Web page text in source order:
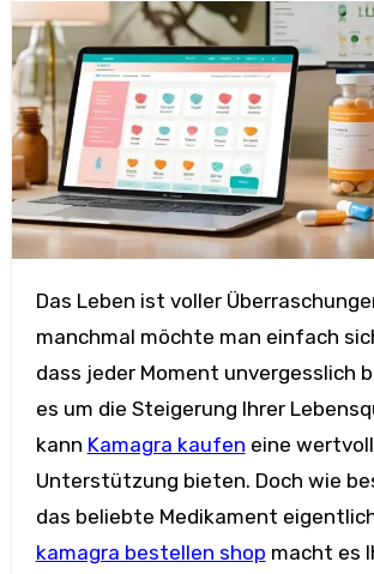
Das Leben ist voller Überraschungen, und
manchmal möchte man einfach
dass jeder Moment unvergesslich
es um die Steigerung Ihrer
kann Kamagra kaufen eine
Unterstützung bieten. Doch wie
das beliebte Medikament
kamagra bestellen shop macht es